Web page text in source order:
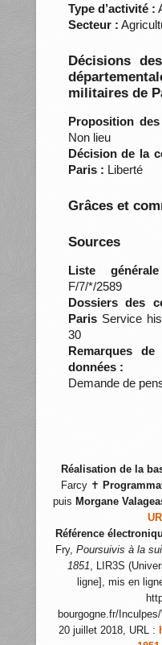
Type d’activité :
Secteur :
Décisions
militaires de
Proposition
Non lieu
Décision de la
Paris : Liberté
Grâces et
Sources
Liste
F/7/*/2589
Dossiers des
ParisService
30
Remarques
données :
Demande de
Réalisation de la
Farcy ✝
puis Morgane
Référence
Fry, Poursuivis à la
1851, LIR3S
ligne], mis en
bourgogne.fr/
20 juillet 2018, URL :